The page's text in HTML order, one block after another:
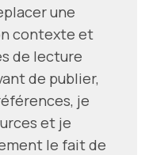
une
contexte et
de lecture
de publier,
je
et je
le fait de